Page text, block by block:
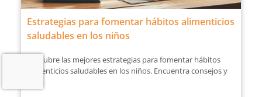
Estrategias para fomentar hábitos alimenticios
saludables en los niños
Descubre las mejores estrategias para fomentar hábitos
alimenticios saludables en los niños. Encuentra consejos y